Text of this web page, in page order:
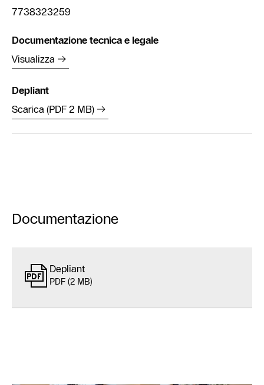
7738323259
Documentazione tecnica e legale
Visualizza
Depliant
Scarica (PDF 2 MB)
Documentazione
Depliant
PDF (2 MB)